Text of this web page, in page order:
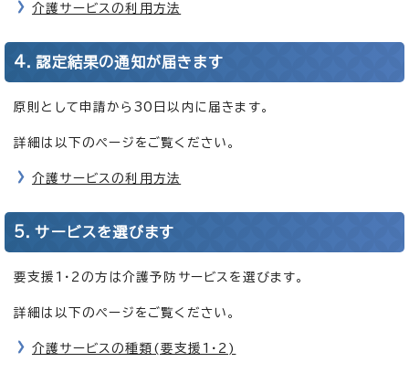
介護サービスの利用方法
4．認定結果の通知が届きます
原則として申請から30日以内に届きます。
詳細は以下のページをご覧ください。
介護サービスの利用方法
5．サービスを選びます
要支援1・2の方は介護予防サービスを選びます。
詳細は以下のページをご覧ください。
介護サービスの種類(要支援1・2)